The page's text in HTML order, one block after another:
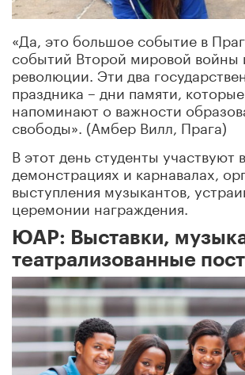
«Да, это большое событие в
событий Второй мировой войны
революции. Эти два
праздника – дни памяти,
напоминают о важности
свободы». (Амбер Вилл, Прага)
В этот день студенты участвуют
демонстрациях и карнавалах,
выступления музыкантов,
церемонии награждения.
ЮАР: Выставки,
театрализованные